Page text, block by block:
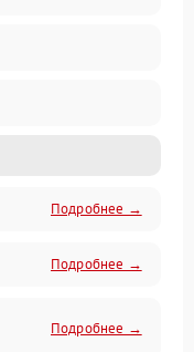
Подробнее →
Подробнее →
Подробнее →